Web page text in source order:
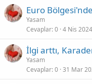
Euro
Yasam
Cevaplar 0 4 Nis 2024
İlgi arttı,
Yasam
Cevaplar 0 31 Mar